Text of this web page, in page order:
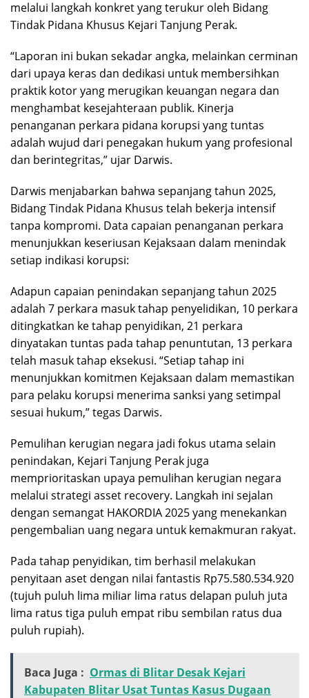
melalui langkah konkret yang terukur oleh Bidang
Tindak Pidana Khusus Kejari Tanjung Perak.
“Laporan ini bukan sekadar angka, melainkan cerminan
dari upaya keras dan dedikasi untuk membersihkan
praktik kotor yang merugikan keuangan negara dan
menghambat kesejahteraan publik. Kinerja
penanganan perkara pidana korupsi yang tuntas
adalah wujud dari penegakan hukum yang profesional
dan berintegritas,” ujar Darwis.
Darwis menjabarkan bahwa sepanjang tahun 2025,
Bidang Tindak Pidana Khusus telah bekerja intensif
tanpa kompromi. Data capaian penanganan perkara
menunjukkan keseriusan Kejaksaan dalam menindak
setiap indikasi korupsi:
Adapun capaian penindakan sepanjang tahun 2025
adalah 7 perkara masuk tahap penyelidikan, 10 perkara
ditingkatkan ke tahap penyidikan, 21 perkara
dinyatakan tuntas pada tahap penuntutan, 13 perkara
telah masuk tahap eksekusi. “Setiap tahap ini
menunjukkan komitmen Kejaksaan dalam memastikan
para pelaku korupsi menerima sanksi yang setimpal
sesuai hukum,” tegas Darwis.
Pemulihan kerugian negara jadi fokus utama selain
penindakan, Kejari Tanjung Perak juga
memprioritaskan upaya pemulihan kerugian negara
melalui strategi asset recovery. Langkah ini sejalan
dengan semangat HAKORDIA 2025 yang menekankan
pengembalian uang negara untuk kemakmuran rakyat.
Pada tahap penyidikan, tim berhasil melakukan
penyitaan aset dengan nilai fantastis Rp75.580.534.920
(tujuh puluh lima miliar lima ratus delapan puluh juta
lima ratus tiga puluh empat ribu sembilan ratus dua
puluh rupiah).
Baca Juga : Ormas di Blitar Desak Kejari
Kabupaten Blitar Usat Tuntas Kasus Dugaan